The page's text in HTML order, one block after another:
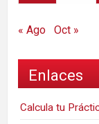
« Ago Oct »
Enlaces
Calcula tu